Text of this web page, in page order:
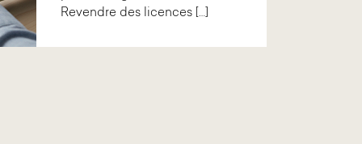
Revendre des licences […]